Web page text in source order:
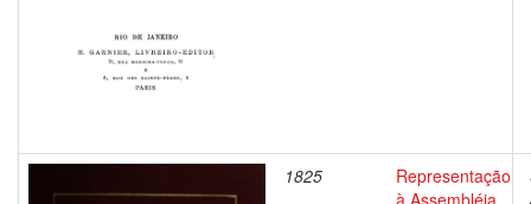
1825
Representação
à Assembléia